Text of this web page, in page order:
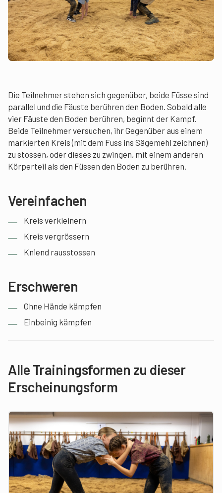
Die Teilnehmer stehen sich gegenüber, beide Füsse sind
parallel und die Fäuste berühren den Boden. Sobald alle
vier Fäuste den Boden berühren, beginnt der Kampf.
Beide Teilnehmer versuchen, ihr Gegenüber aus einem
markierten Kreis (mit dem Fuss ins Sägemehl zeichnen)
zu stossen, oder dieses zu zwingen, mit einem anderen
Körperteil als den Füssen den Boden zu berühren.
Vereinfachen
Kreis verkleinern
Kreis vergrössern
Kniend rausstossen
Erschweren
Ohne Hände kämpfen
Einbeinig kämpfen
Alle Trainingsformen zu dieser
Erscheinungsform